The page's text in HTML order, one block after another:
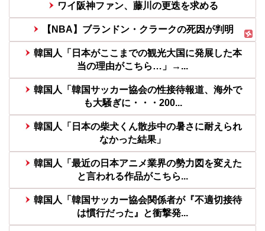
ワイ阪神ファン、藤川の更迭を求める
【NBA】ブランドン・クラークの死因が判明
韓国人「日本がここまでの観光大国に発展した本
当の理由がこちら…」→...
韓国人「韓国サッカー協会の性接待報道、海外で
も大騒ぎに・・・200...
韓国人「日本の柴犬くん散歩中の暑さに耐えられ
なかった結果」
韓国人「最近の日本アニメ業界の勢力図を変えた
と言われる作品がこちら...
韓国人「韓国サッカー協会関係者が『不適切接待
は慣行だった』と衝撃発...